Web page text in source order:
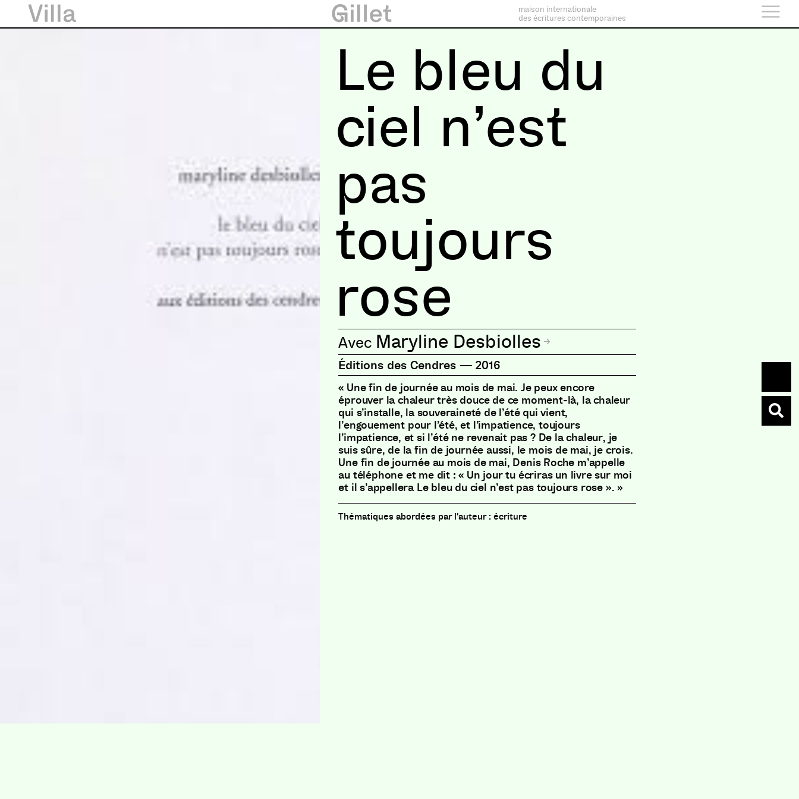
maison internationale
des écritures contemporaines
Le bleu du
ciel n’est
pas
toujours
rose
Maryline Desbiolles
Éditions des Cendres — 2016
« Une fin de journée au mois de mai. Je peux encore
éprouver la chaleur très douce de ce moment-là, la chaleur
qui s’installe, la souveraineté de l’été qui vient,
l’engouement pour l’été, et l’impatience, toujours
l’impatience, et si l’été ne revenait pas ? De la chaleur, je
suis sûre, de la fin de journée aussi, le mois de mai, je crois.
Une fin de journée au mois de mai, Denis Roche m’appelle
au téléphone et me dit : « Un jour tu écriras un livre sur moi
et il s’appellera Le bleu du ciel n’est pas toujours rose ». »
écriture